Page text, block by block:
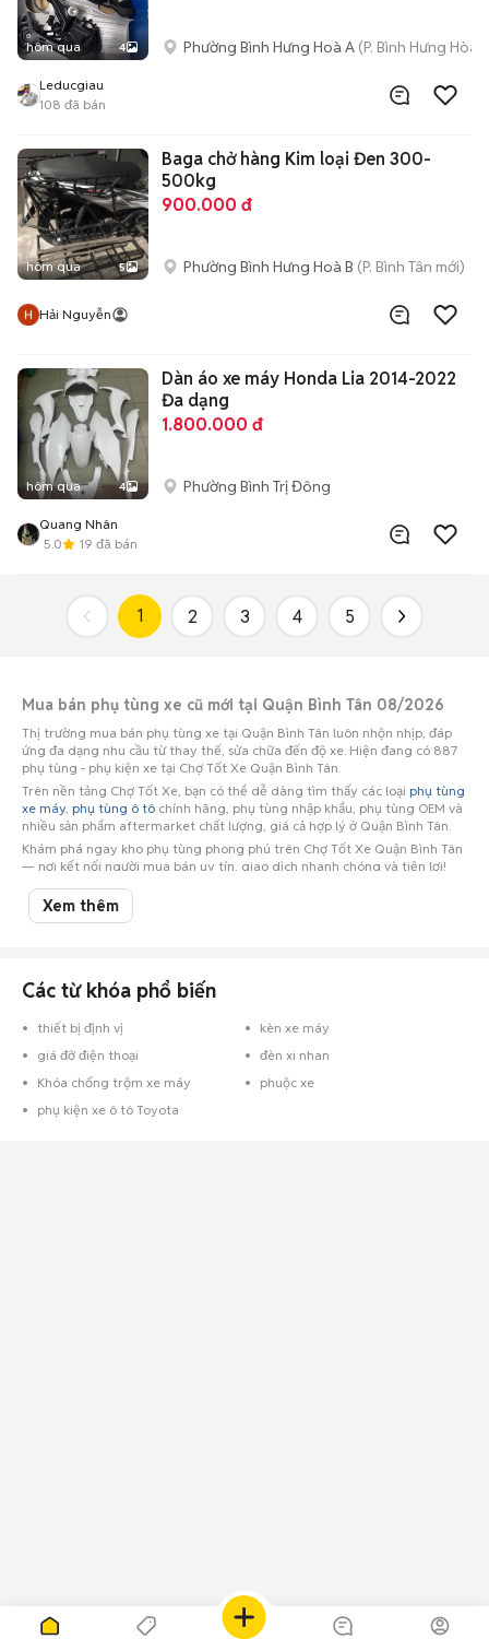
hôm qua 4 Phường Bình Hưng Hoà A (P. Bình Hưng Hòa
Leducgiau
108 đã bán
hôm qua 5
Baga chở hàng Kim loại Đen 300-
500kg
900.000 đ
Phường Bình Hưng Hoà B (P. Bình Tân mới)
Hải Nguyễn
hôm qua 4
Dàn áo xe máy Honda Lia 2014-2022
Đa dạng
1.800.000 đ
Phường Bình Trị Đông
Quang Nhân
5.0
19 đã bán
1 2 3 4 5
Mua bán phụ tùng xe cũ mới tại Quận Bình Tân 08/2026
Thị trường mua bán phụ tùng xe tại Quận Bình Tân luôn nhộn nhịp, đáp
ứng đa dạng nhu cầu từ thay thế, sửa chữa đến độ xe. Hiện đang có 887
phụ tùng - phụ kiện xe tại Chợ Tốt Xe Quận Bình Tân.
Trên nền tảng Chợ Tốt Xe, bạn có thể dễ dàng tìm thấy các loại phụ tùng
xe máy, phụ tùng ô tô chính hãng, phụ tùng nhập khẩu, phụ tùng OEM và
nhiều sản phẩm aftermarket chất lượng, giá cả hợp lý ở Quận Bình Tân.
Khám phá ngay kho phụ tùng phong phú trên Chợ Tốt Xe Quận Bình Tân
— nơi kết nối người mua bán uy tín, giao dịch nhanh chóng và tiện lợi!
Xem thêm
Các từ khóa phổ biến
thiết bị định vị
kèn xe máy
giá đỡ điện thoại
đèn xi nhan
Khóa chống trộm xe máy
phuộc xe
phụ kiện xe ô tô Toyota